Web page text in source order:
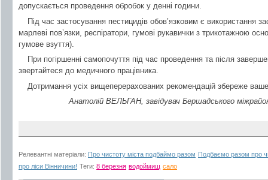
допускається проведення обробок у денні години.
Під час застосування пестицидів обов’язковим є використання
марлеві пов’язки, респіратори, гумові рукавички з трикотажною
гумове взуття).
При погіршенні самопочуття під час проведення та після
звертайтеся до медичного працівника.
Дотримання усіх вищеперерахованих рекомендацій збереже
Анатолій ВЕЛЬГАН, завідувач Бершадського
Релевантні матеріали: Про чистоту міста подбаймо разом Подбаємо разом про
про ліси Вінничини! Теги: 8 березня водоймищ сало